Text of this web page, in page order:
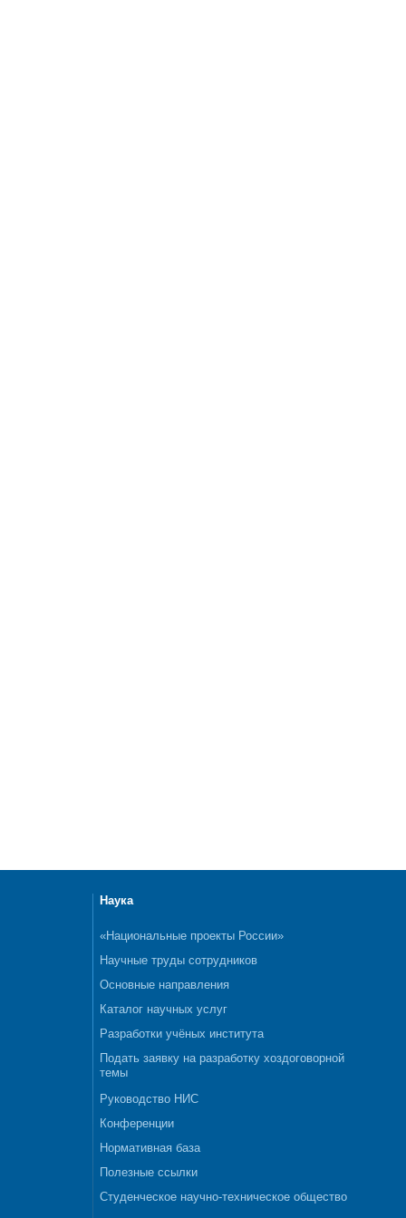
Наука
«Национальные проекты России»
Научные труды сотрудников
Основные направления
Каталог научных услуг
Разработки учёных института
Подать заявку на разработку хоздоговорной
темы
Руководство НИС
Конференции
Нормативная база
Полезные ссылки
Студенческое научно-техническое общество